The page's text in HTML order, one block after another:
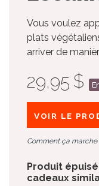
Vous voulez
plats
arriver de
29,95 $
VOIR LE
Comment ça marche
Produit
cadeaux